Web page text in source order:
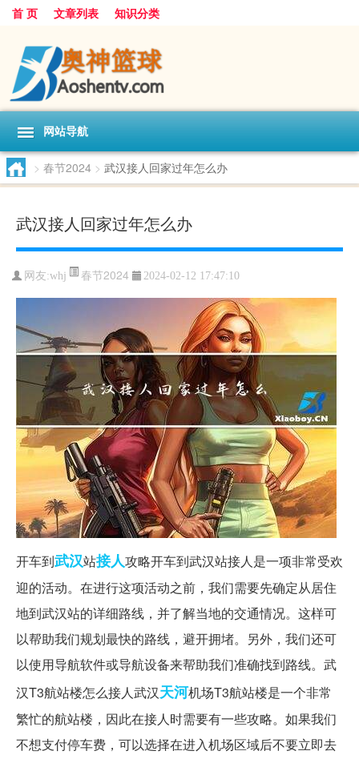
首 页 文章列表 知识分类
网站导航
> 春节2024 > 武汉接人回家过年怎么办
武汉接人回家过年怎么办
网友:whj 春节2024 2024-02-12 17:47:10
开车到武汉站接人攻略开车到武汉站接人是一项非常受欢
迎的活动。在进行这项活动之前，我们需要先确定从居住
地到武汉站的详细路线，并了解当地的交通情况。这样可
以帮助我们规划最快的路线，避开拥堵。另外，我们还可
以使用导航软件或导航设备来帮助我们准确找到路线。武
汉T3航站楼怎么接人武汉天河机场T3航站楼是一个非常
繁忙的航站楼，因此在接人时需要有一些攻略。如果我们
不想支付停车费，可以选择在进入机场区域后不要立即去